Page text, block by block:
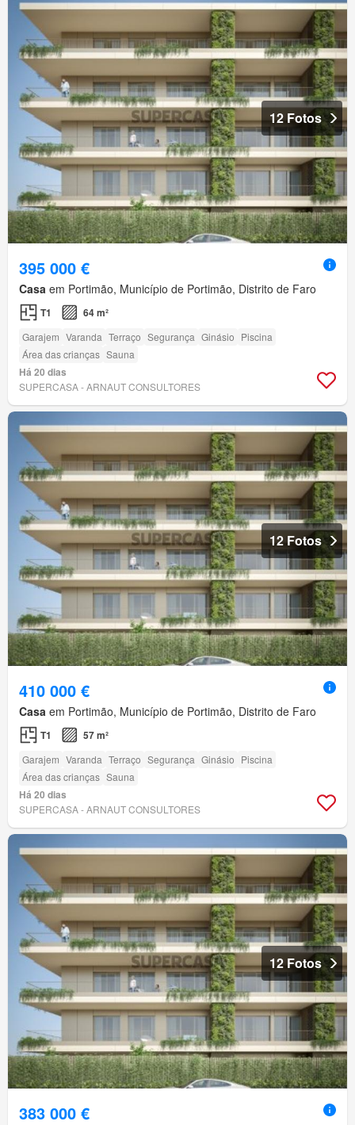
12 Fotos
395 000 €
Casa em Portimão, Município de Portimão, Distrito de Faro
T1 64 m²
Garajem Varanda Terraço Segurança Ginásio Piscina
Área das crianças Sauna
Há 20 dias
SUPERCASA - ARNAUT CONSULTORES
12 Fotos
410 000 €
Casa em Portimão, Município de Portimão, Distrito de Faro
T1 57 m²
Garajem Varanda Terraço Segurança Ginásio Piscina
Área das crianças Sauna
Há 20 dias
SUPERCASA - ARNAUT CONSULTORES
12 Fotos
383 000 €